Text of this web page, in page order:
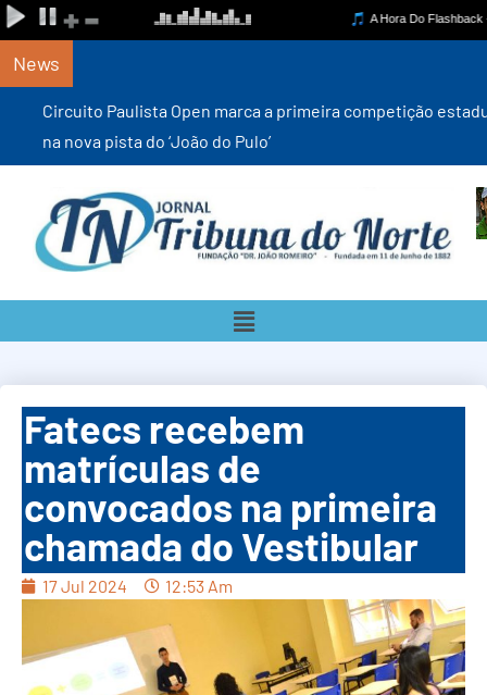
News
Circuito Paulista Open marca a primeira competição estadual
na nova pista do ‘João do Pulo’
Fatecs recebem
matrículas de
convocados na primeira
chamada do Vestibular
17 Jul 2024 12:53 Am